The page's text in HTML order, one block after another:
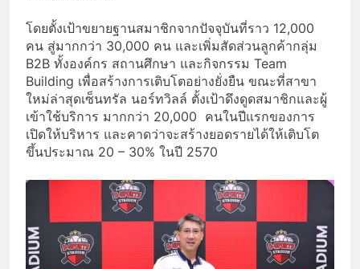
โดยตั้งเป้าขยายฐานสมาชิกจากปัจจุบันที่ราว 12,000
คน สู่มากกว่า 30,000 คน และเพิ่มสัดส่วนลูกค้ากลุ่ม
B2B ทั้งองค์กร สถานศึกษา และกิจกรรม Team
Building เพื่อสร้างการเติบโตอย่างยั่งยืน ขณะที่สาขา
ใหม่ล่าสุดเซ็นทรัล นอร์ทวิลล์ ตั้งเป้าดึงดูดสมาชิกและผู้
เข้าใช้บริการ มากกว่า 20,000 คนในปีแรกของการ
เปิดให้บริหาร และคาดว่าจะสร้างยอดรายได้ให้เติบโต
ขึ้นประมาณ 20 – 30% ในปี 2570